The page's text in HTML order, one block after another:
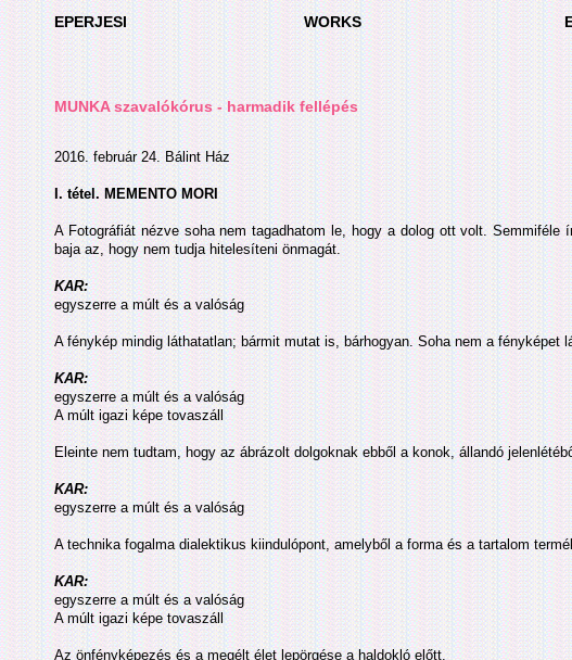
EPERJESI WORKS
MUNKA szavalókórus - harmadik fellépés
2016. február 24. Bálint Ház
I. tétel. MEMENTO MORI
A Fotográfiát nézve soha nem tagadhatom le, hogy a dolog ott volt.
baja az, hogy nem tudja hitelesíteni önmagát.
KAR:
egyszerre a múlt és a valóság
A fénykép mindig láthatatlan; bármit mutat is, bárhogyan. Soha nem a fényképet
KAR:
egyszerre a múlt és a valóság
A múlt igazi képe tovaszáll
Eleinte nem tudtam, hogy az ábrázolt dolgoknak ebből a konok, állandó
KAR:
egyszerre a múlt és a valóság
A technika fogalma dialektikus kiindulópont, amelyből a forma és a tartalom
KAR:
egyszerre a múlt és a valóság
A múlt igazi képe tovaszáll
Az önfényképezés és a megélt élet lepörgése a haldokló előtt.